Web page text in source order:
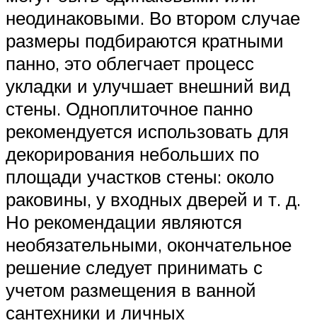
неодинаковыми. Во втором случае
размеры подбираются кратными
панно, это облегчает процесс
укладки и улучшает внешний вид
стены. Одноплиточное панно
рекомендуется использовать для
декорирования небольших по
площади участков стены: около
раковины, у входных дверей и т. д.
Но рекомендации являются
необязательными, окончательное
решение следует принимать с
учетом размещения в ванной
сантехники и личных